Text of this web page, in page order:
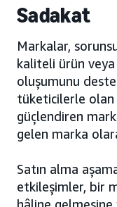
Sadakat
Markalar,
kaliteli ürün
oluşumunu
tüketicilerle olan
güçlendiren
gelen marka
Satın alma
etkileşimler, bir